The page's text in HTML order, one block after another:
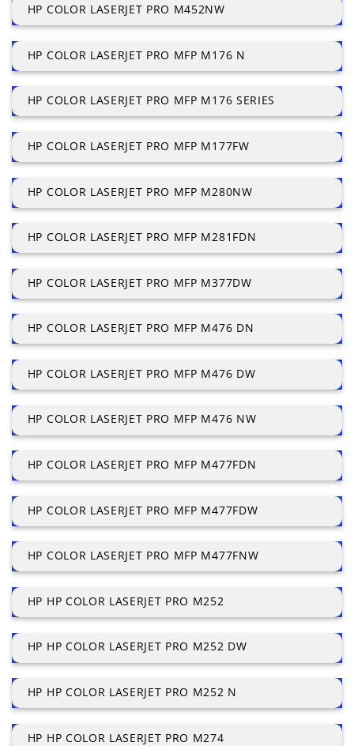
HP COLOR LASERJET PRO M452NW
HP COLOR LASERJET PRO MFP M176 N
HP COLOR LASERJET PRO MFP M176 SERIES
HP COLOR LASERJET PRO MFP M177FW
HP COLOR LASERJET PRO MFP M280NW
HP COLOR LASERJET PRO MFP M281FDN
HP COLOR LASERJET PRO MFP M377DW
HP COLOR LASERJET PRO MFP M476 DN
HP COLOR LASERJET PRO MFP M476 DW
HP COLOR LASERJET PRO MFP M476 NW
HP COLOR LASERJET PRO MFP M477FDN
HP COLOR LASERJET PRO MFP M477FDW
HP COLOR LASERJET PRO MFP M477FNW
HP HP COLOR LASERJET PRO M252
HP HP COLOR LASERJET PRO M252 DW
HP HP COLOR LASERJET PRO M252 N
HP HP COLOR LASERJET PRO M274